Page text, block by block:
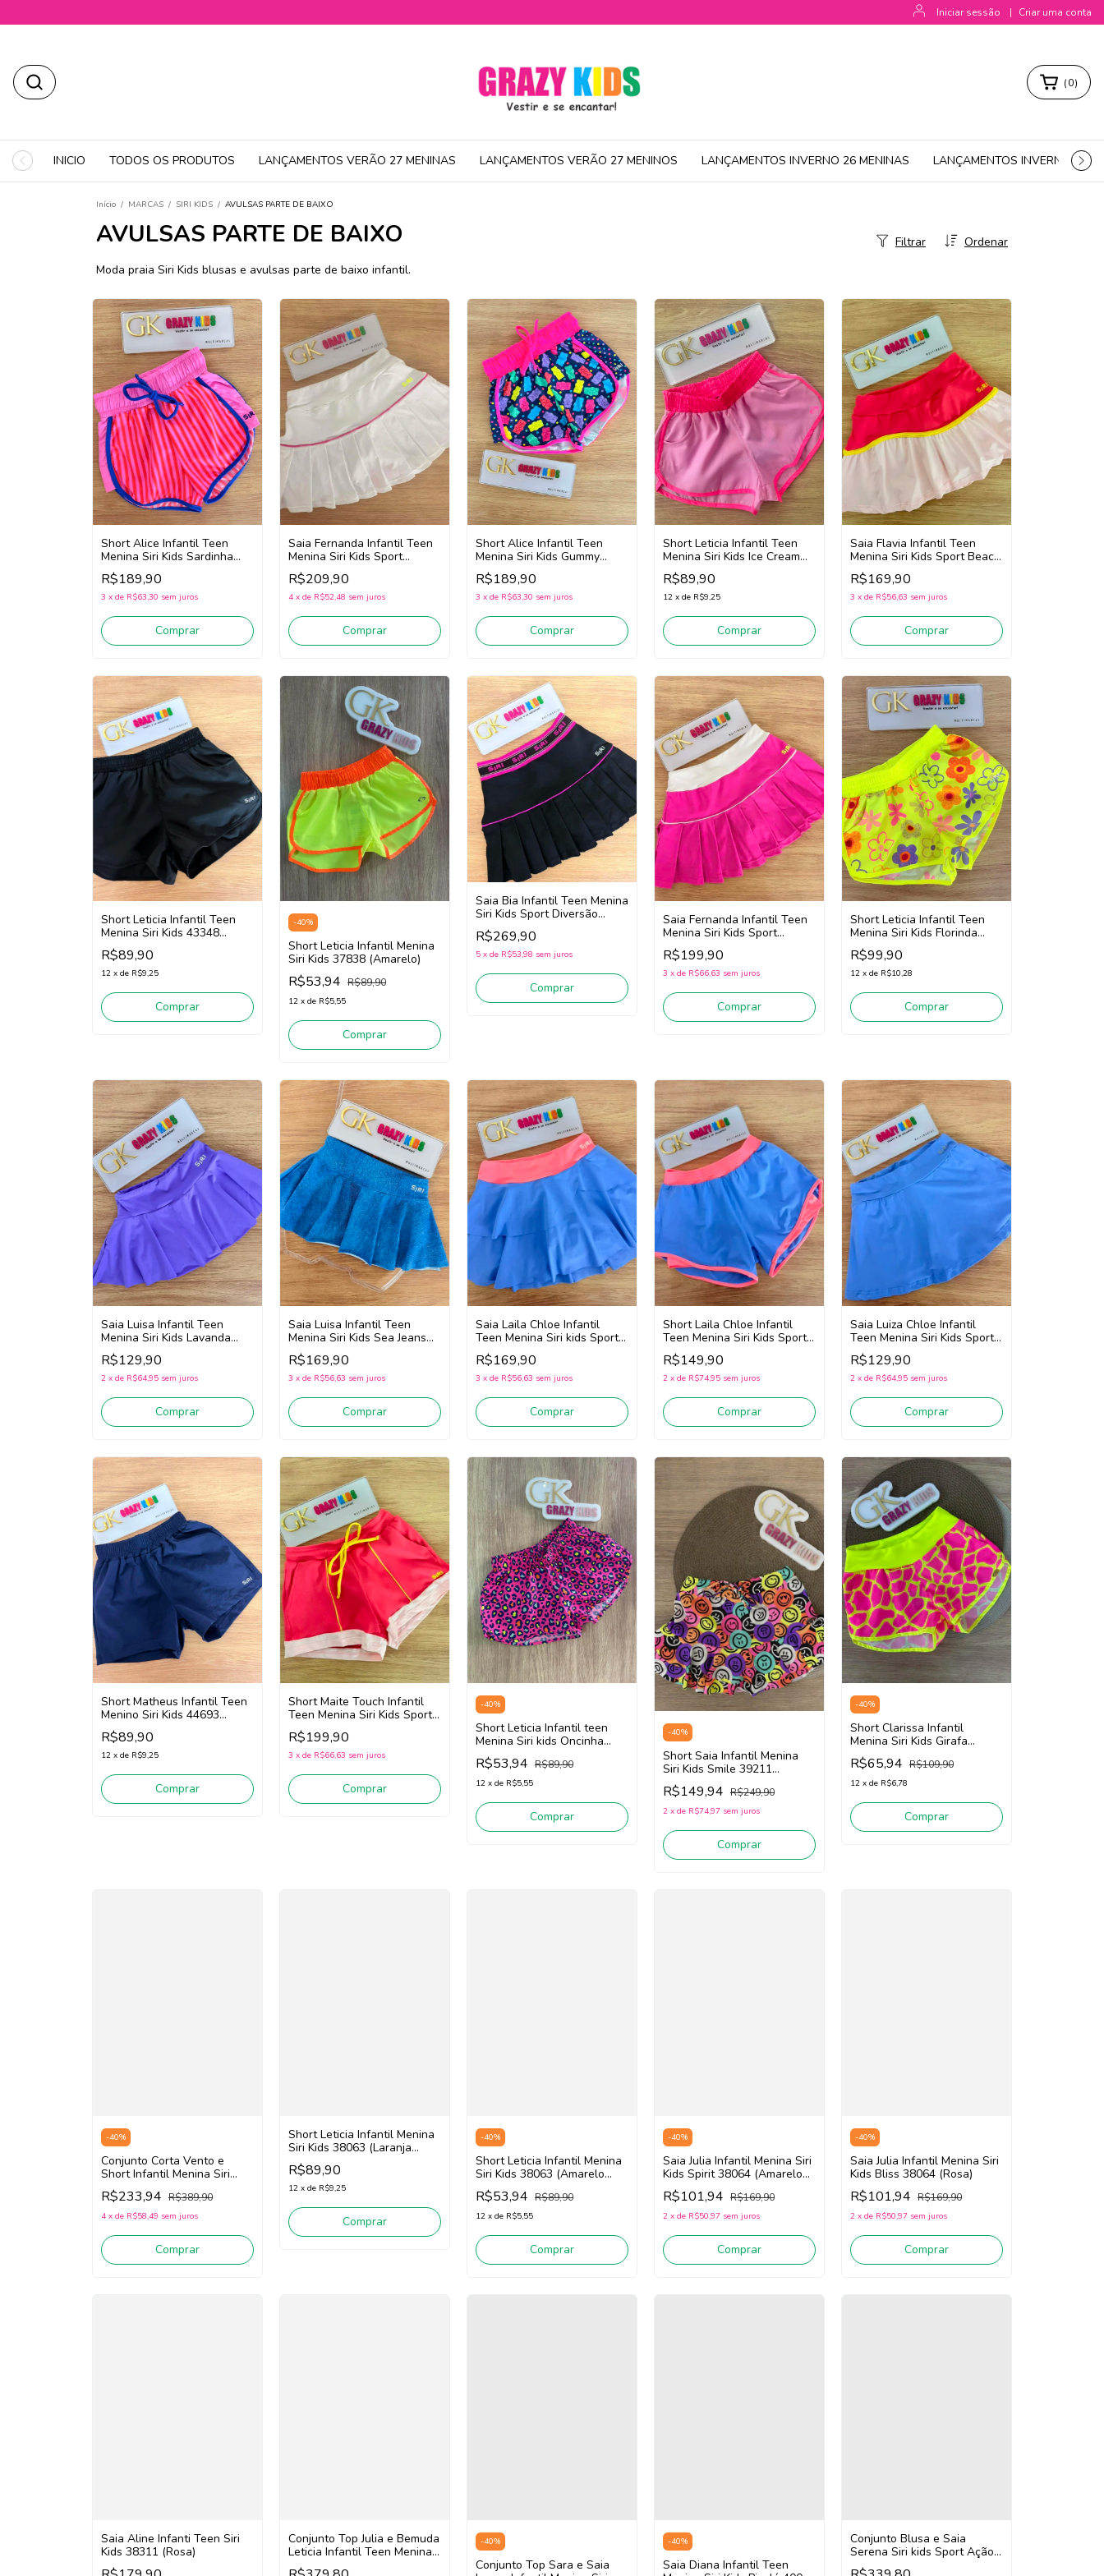
Iniciar sessão | Criar uma conta
(0)
INICIO TODOS OS PRODUTOS LANÇAMENTOS VERÃO 27 MENINAS LANÇAMENTOS VERÃO 27 MENINOS LANÇAMENTOS INVERNO 26 MENINAS LANÇAMENTOS INVERNO 26
Início / MARCAS / SIRI KIDS / AVULSAS PARTE DE BAIXO
AVULSAS PARTE DE BAIXO Ordenar
Filtrar
Moda praia Siri Kids blusas e avulsas parte de baixo infantil.
Short Alice Infantil Teen
Menina Siri Kids Sardinha
43016 (Rosa/Vermelho/Azul)
R$189,90
3 x de R$63,30 sem juros
Comprar
Saia Fernanda Infantil Teen
Menina Siri Kids Sport
Badminton 44718 (Branco)
R$209,90
4 x de R$52,48 sem juros
Comprar
Short Alice Infantil Teen
Menina Siri Kids Gummy
43016 (Marinho/Rosa)
R$189,90
3 x de R$63,30 sem juros
Comprar
Short Leticia Infantil Teen
Menina Siri Kids Ice Cream
40063 (Rosa/Pink)
R$89,90
12 x de R$9,25
Comprar
Saia Flavia Infantil Teen
Menina Siri Kids Sport Beach
Tennis 44770 (Rosa/Branco)
R$169,90
3 x de R$56,63 sem juros
Comprar
Short Leticia Infantil Teen
Menina Siri Kids 43348
(Preto)
R$89,90
12 x de R$9,25
Comprar
-40%
Short Leticia Infantil Menina
Siri Kids 37838 (Amarelo)
R$53,94 R$89,90
12 x de R$5,55
Comprar
Saia Bia Infantil Teen Menina
Siri Kids Sport Diversão
44749 (Preto)
R$269,90
5 x de R$53,98 sem juros
Comprar
Saia Fernanda Infantil Teen
Menina Siri Kids Sport
Badminton 44786 (Rosa)
R$199,90
3 x de R$66,63 sem juros
Comprar
Short Leticia Infantil Teen
Menina Siri Kids Florinda
43062 (Amarelo Neon)
R$99,90
12 x de R$10,28
Comprar
Saia Luisa Infantil Teen
Menina Siri Kids Lavanda
43065 (Lilás)
R$129,90
2 x de R$64,95 sem juros
Comprar
Saia Luisa Infantil Teen
Menina Siri Kids Sea Jeans
43286 (Azul)
R$169,90
3 x de R$56,63 sem juros
Comprar
Saia Laila Chloe Infantil
Teen Menina Siri kids Sport
Dança 44762 (Azul)
R$169,90
3 x de R$56,63 sem juros
Comprar
Short Laila Chloe Infantil
Teen Menina Siri Kids Sport
Dança 44765 (Azul)
R$149,90
2 x de R$74,95 sem juros
Comprar
Saia Luiza Chloe Infantil
Teen Menina Siri Kids Sport
Dança 44699 (Azul)
R$129,90
2 x de R$64,95 sem juros
Comprar
Short Matheus Infantil Teen
Menino Siri Kids 44693
(Marinho)
R$89,90
12 x de R$9,25
Comprar
Short Maite Touch Infantil
Teen Menina Siri Kids Sport
Beach Tennis 44772 (Rosa)
R$199,90
3 x de R$66,63 sem juros
Comprar
-40%
Short Leticia Infantil teen
Menina Siri kids Oncinha
37615 (Rosa)
R$53,94 R$89,90
12 x de R$5,55
Comprar
-40%
Short Saia Infantil Menina
Siri Kids Smile 39211
(Roxo/Amarelo)
R$149,94 R$249,90
2 x de R$74,97 sem juros
Comprar
-40%
Short Clarissa Infantil
Menina Siri Kids Girafa
39252 (Rosa/Amarelo)
R$65,94 R$109,90
12 x de R$6,78
Comprar
-40%
Conjunto Corta Vento e
Short Infantil Menina Siri
Kids Sport 39978/39979
(Cinza)
R$233,94 R$389,90
4 x de R$58,49 sem juros
Comprar
Short Leticia Infantil Menina
Siri Kids 38063 (Laranja
Flúor)
R$89,90
12 x de R$9,25
Comprar
-40%
Short Leticia Infantil Menina
Siri Kids 38063 (Amarelo
Flúor)
R$53,94 R$89,90
12 x de R$5,55
Comprar
-40%
Saia Julia Infantil Menina Siri
Kids Spirit 38064 (Amarelo
Neon)
R$101,94 R$169,90
2 x de R$50,97 sem juros
Comprar
-40%
Saia Julia Infantil Menina Siri
Kids Bliss 38064 (Rosa)
R$101,94 R$169,90
2 x de R$50,97 sem juros
Comprar
Saia Aline Infanti Teen Siri
Kids 38311 (Rosa)
Conjunto Top Julia e Bemuda
Leticia Infantil Teen Menina
Siri Kids Sport Movimento
-40%
Conjunto Top Sara e Saia
-40%
Saia Diana Infantil Teen
Conjunto Blusa e Saia
Serena Siri kids Sport Ação
41745/41746 (Laranja)